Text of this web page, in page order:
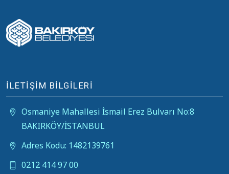
İLETİŞİM BİLGİLERİ
Osmaniye Mahallesi İsmail Erez Bulvarı No:8
BAKIRKÖY/İSTANBUL
Adres Kodu: 1482139761
0212 414 97 00